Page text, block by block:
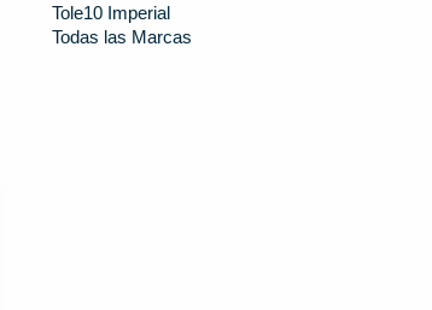
Tole10 Imperial
Todas las Marcas